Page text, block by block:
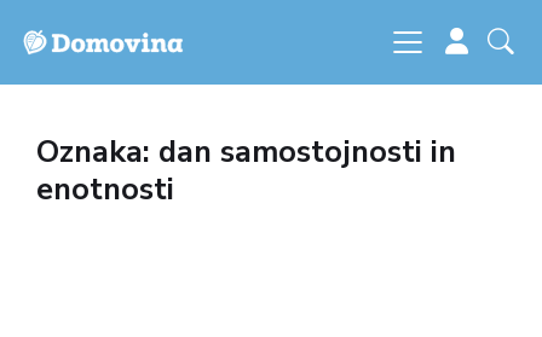
Oznaka: dan samostojnosti in
enotnosti